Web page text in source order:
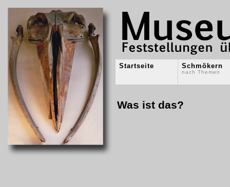
Startseite Schmökern
nach Themen
Was ist das?